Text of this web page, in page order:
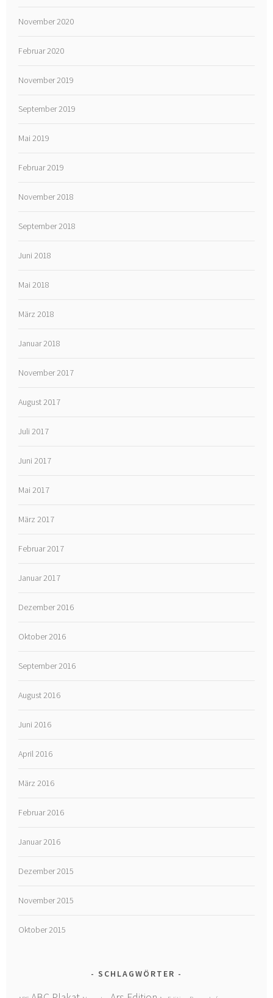
November 2020
Februar 2020
November 2019
September 2019
Mai 2019
Februar 2019
November 2018
September 2018
Juni 2018
Mai 2018
März 2018
Januar 2018
November 2017
August 2017
Juli 2017
Juni 2017
Mai 2017
März 2017
Februar 2017
Januar 2017
Dezember 2016
Oktober 2016
September 2016
August 2016
Juni 2016
April 2016
März 2016
Februar 2016
Januar 2016
Dezember 2015
November 2015
Oktober 2015
SCHLAGWÖRTER